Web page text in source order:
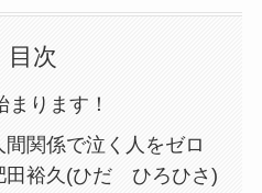
目次
ります！
関係で泣く人をゼロ
裕久(ひだ ひろひさ)